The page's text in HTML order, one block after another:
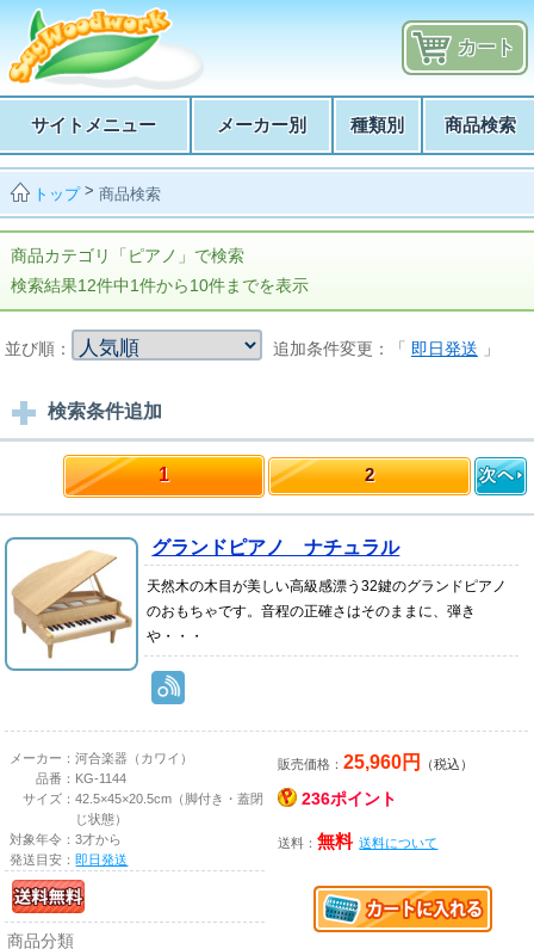
カート
サイトメニュー メーカー別 種類別 商品検索
トップ>商品検索
商品カテゴリ「ピアノ」で検索
検索結果12件中1件から10件までを表示
並び順： 追加条件変更：「 即日発送 」
検索条件追加
1 2
グランドピアノ ナチュラル
天然木の木目が美しい高級感漂う32鍵のグランドピアノ
のおもちゃです。音程の正確さはそのままに、弾き
や・・・
メーカー：河合楽器（カワイ）
品番： KG-1144
サイズ：42.5×45×20.5cm（脚付き・蓋閉
じ状態）
対象年令：3才から
発送目安：即日発送
商品分類
販売価格：25,960円 （税込）
236ポイント
送料：無料 送料について